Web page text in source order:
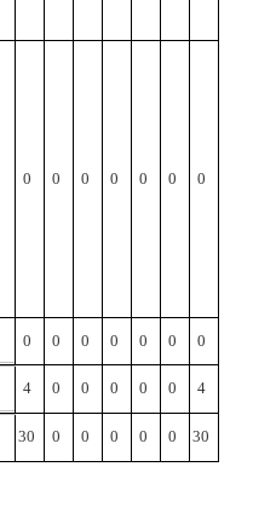
0 0 0 0 0 0 0
0 0 0 0 0 0 0
4 0 0 0 0 0 4
30 0 0 0 0 0 30